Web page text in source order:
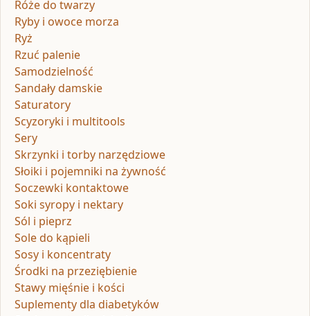
Róże do twarzy
Ryby i owoce morza
Ryż
Rzuć palenie
Samodzielność
Sandały damskie
Saturatory
Scyzoryki i multitools
Sery
Skrzynki i torby narzędziowe
Słoiki i pojemniki na żywność
Soczewki kontaktowe
Soki syropy i nektary
Sól i pieprz
Sole do kąpieli
Sosy i koncentraty
Środki na przeziębienie
Stawy mięśnie i kości
Suplementy dla diabetyków